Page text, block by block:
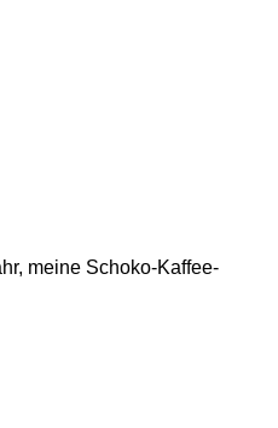
meine Schoko-Kaffee-